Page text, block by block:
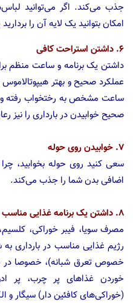
جذب می‌کند. اگر می‌توانید
امکان بتوانید یک لایه آن را
۶. داشتن استراحت کافی
داشتن یک برنامه و ساعت منظم
عملکرد صحیح و بهتر
ساعت مشخص به رختخواب رفته و
صحیح خوابیدن در بارداری را نیز
۷. خوابیدن روی حوله
سعی کنید روی حوله بخوابید،
اضافی بدن شما را جذب می‌کند.
۸. داشتن یک برنامه غذایی مناسب
رژیم غذایی مناسب در بارداری
خصوص تعرق شبانه)، خصوصا در
خوردن غذا‌های پر چرب، پر
(خوراکی‌های کافئین دار) سیگار و